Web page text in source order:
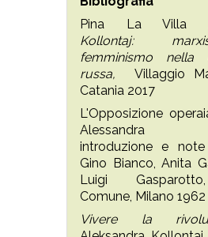
Pina La Villa
Kollontaj:
femminismo nella
russa,
Villaggio
Catania 2017
L'Opposizione
Alessandra
introduzione e
Gino Bianco, Anita
Luigi
Comune, Milano 1962
Vivere la